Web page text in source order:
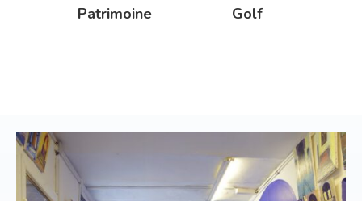
Patrimoine Golf